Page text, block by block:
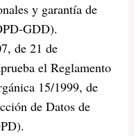
y garantía de
GDD).
de 21 de
el Reglamento
15/1999, de
de Datos de